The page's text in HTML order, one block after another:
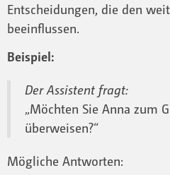
Entscheidungen, die den
beeinflussen.
Beispiel:
Der Assistent fragt:
„Möchten Sie Anna zum
überweisen?“
Mögliche Antworten: